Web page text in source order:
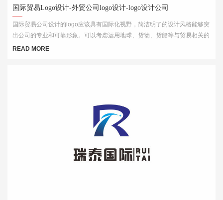
国际贸易Logo设计-外贸公司logo设计-logo设计公司
国际贸易公司设计的logo应该具有国际化视野，简洁明了的设计风格能够突
出公司的专业和可靠形象。可以考虑运用地球、货物、货船等与贸易相关的
元素，结合简洁的字体和线条，突出公司的国际化特点。
READ MORE